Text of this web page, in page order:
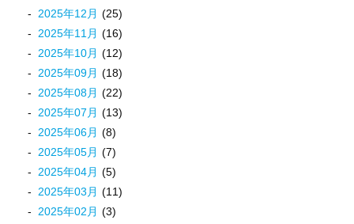
2025年12月 (25)
2025年11月 (16)
2025年10月 (12)
2025年09月 (18)
2025年08月 (22)
2025年07月 (13)
2025年06月 (8)
2025年05月 (7)
2025年04月 (5)
2025年03月 (11)
2025年02月 (3)